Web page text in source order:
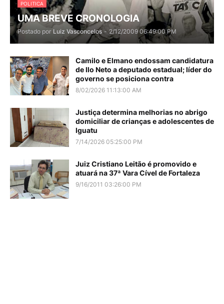
POLITICA
UMA BREVE CRONOLOGIA
Postado por Luiz Vasconcelos - 2/12/2009 06:49:00 PM
Camilo e Elmano endossam candidatura
de Ilo Neto a deputado estadual; líder do
governo se posiciona contra
8/02/2026 11:13:00 AM
Justiça determina melhorias no abrigo
domiciliar de crianças e adolescentes de
Iguatu
7/14/2026 05:25:00 PM
Juiz Cristiano Leitão é promovido e
atuará na 37ª Vara Cível de Fortaleza
9/16/2011 03:26:00 PM